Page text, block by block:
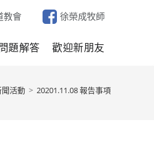
教會 徐榮成牧師
題解答 歡迎新朋友
聞活動 > 20201.11.08 報告事項